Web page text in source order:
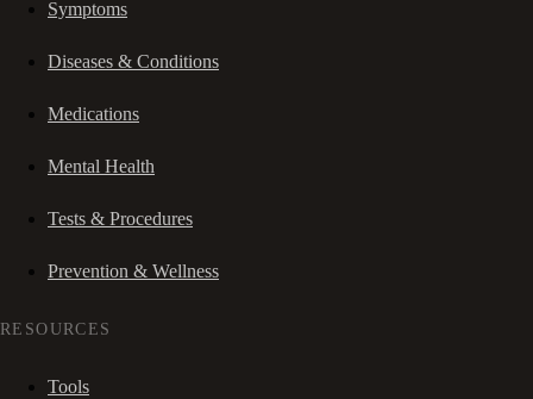
Symptoms
Diseases & Conditions
Medications
Mental Health
Tests & Procedures
Prevention & Wellness
RESOURCES
Tools